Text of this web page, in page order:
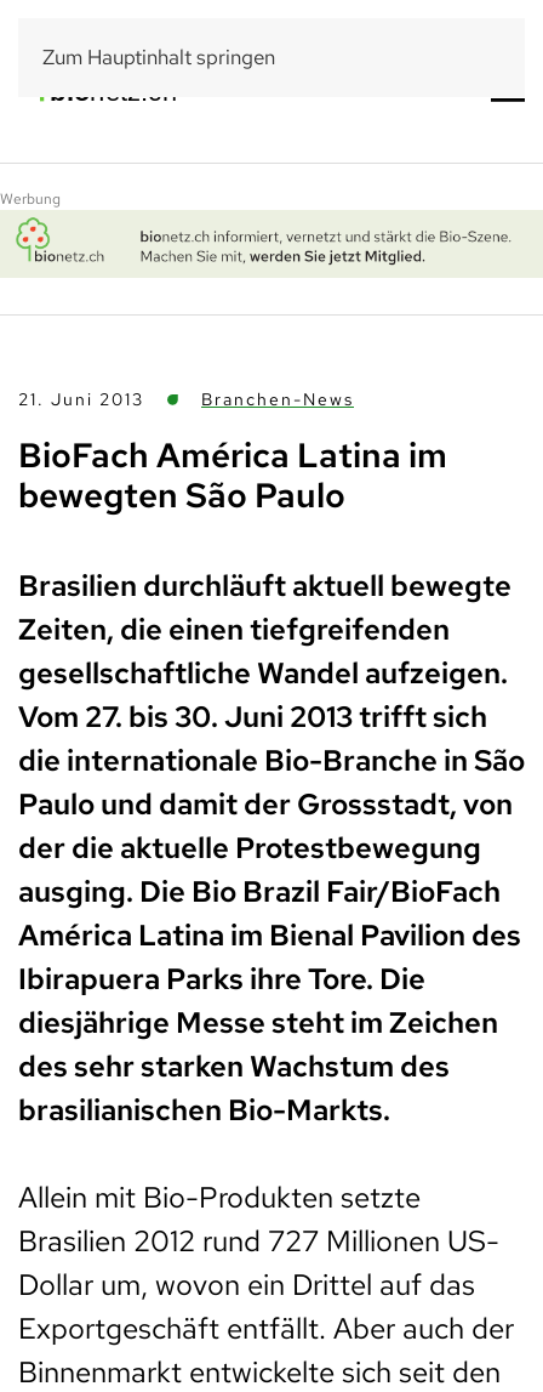
Zum Hauptinhalt springen
Werbung
21. Juni 2013 Branchen-News
BioFach América Latina im
bewegten São Paulo
Brasilien durchläuft aktuell bewegte
Zeiten, die einen tiefgreifenden
gesellschaftliche Wandel aufzeigen.
Vom 27. bis 30. Juni 2013 trifft sich
die internationale Bio-Branche in São
Paulo und damit der Grossstadt, von
der die aktuelle Protestbewegung
ausging. Die Bio Brazil Fair/BioFach
América Latina im Bienal Pavilion des
Ibirapuera Parks ihre Tore. Die
diesjährige Messe steht im Zeichen
des sehr starken Wachstum des
brasilianischen Bio-Markts.
Allein mit Bio-Produkten setzte
Brasilien 2012 rund 727 Millionen US-
Dollar um, wovon ein Drittel auf das
Exportgeschäft entfällt. Aber auch der
Binnenmarkt entwickelte sich seit den